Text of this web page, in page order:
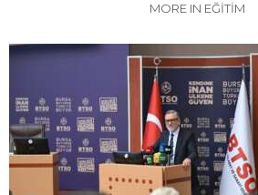
MORE IN EĞİTİM